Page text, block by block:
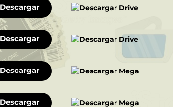
Descargar
Descargar
Descargar
Descargar